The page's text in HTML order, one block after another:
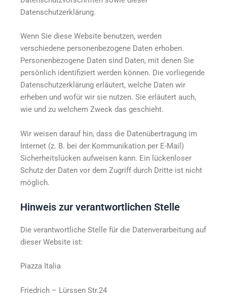
Datenschutzerklärung.
Wenn Sie diese Website benutzen, werden
verschiedene personenbezogene Daten erhoben.
Personenbezogene Daten sind Daten, mit denen Sie
persönlich identifiziert werden können. Die vorliegende
Datenschutzerklärung erläutert, welche Daten wir
erheben und wofür wir sie nutzen. Sie erläutert auch,
wie und zu welchem Zweck das geschieht.
Wir weisen darauf hin, dass die Datenübertragung im
Internet (z. B. bei der Kommunikation per E-Mail)
Sicherheitslücken aufweisen kann. Ein lückenloser
Schutz der Daten vor dem Zugriff durch Dritte ist nicht
möglich.
Hinweis zur verantwortlichen Stelle
Die verantwortliche Stelle für die Datenverarbeitung auf
dieser Website ist:
Piazza Italia
Friedrich – Lürssen Str.24